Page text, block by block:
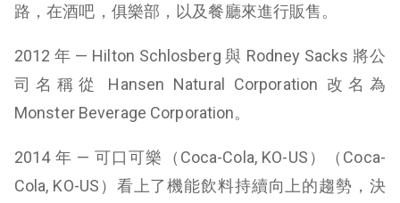
路，在酒吧，俱樂部，以及餐廳來進行販售。
2012 年 — Hilton Schlosberg 與 Rodney Sacks 將公
司名稱從 Hansen Natural Corporation 改名為
Monster Beverage Corporation。
2014 年 — 可口可樂（Coca-Cola, KO-US）（ Coca-
Cola, KO-US） 看上了機能飲料持續向上的趨勢，決